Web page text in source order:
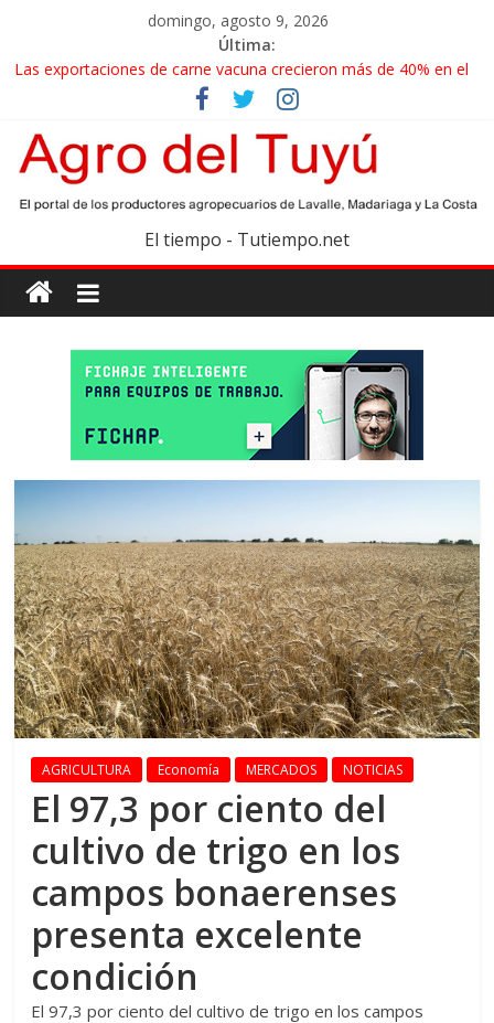
domingo, agosto 9, 2026
Última:
Las exportaciones de carne vacuna crecieron más de 40% en el
La miel, un motor de las economías regionales que enfrenta
nuevos desafíos para exportar
El gobierno bonaerense realizará un censo para actualizar el
mapa de la producción hortiflorícola
Las exportaciones agroindustriales anotaron un récord histórico
en el primer semestre
Maíz: estiman una cosecha récord de 71,5 millones de toneladas
El tiempo - Tutiempo.net
AGRICULTURA Economía MERCADOS NOTICIAS
El 97,3 por ciento del
cultivo de trigo en los
campos bonaerenses
presenta excelente
condición
El 97,3 por ciento del cultivo de trigo en los campos